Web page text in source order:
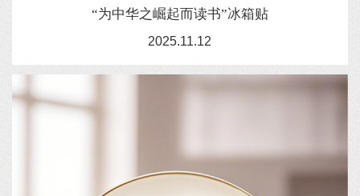
“为中华之崛起而读书”冰箱贴
2025.11.12